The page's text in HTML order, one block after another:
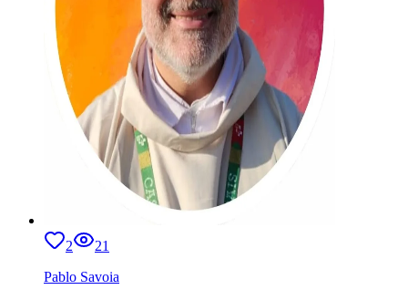
2
21
Pablo Savoia